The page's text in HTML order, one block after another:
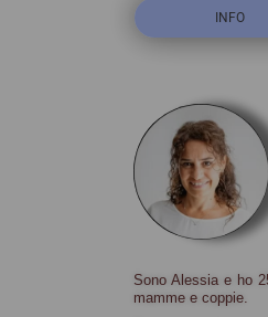
INFO
Sono Alessia e ho
mamme e coppie.